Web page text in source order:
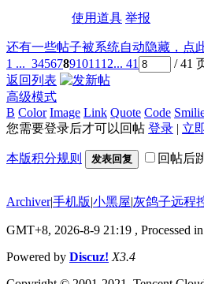
使用道具 举报
还有一些帖子被系统自动隐藏，点
1 ... 34567891011 12... 41 / 41
返回列表
高级模式
B Color Image Link Quote Code
您需要登录后才可以回帖 登录 | 立
本版积分规则 发表回复 回帖后
Archiver|手机版|小黑屋|灰鸽子远程
GMT+8, 2026-8-9 21:19 , Processed
Powered by Discuz! X3.4